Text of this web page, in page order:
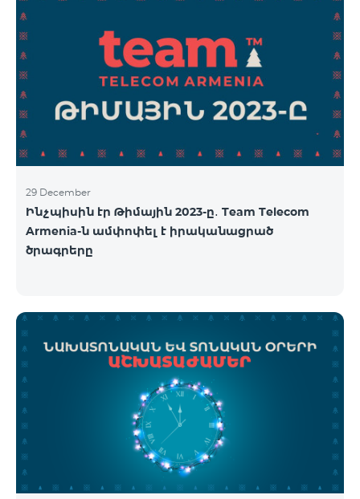
29 December
Ինչպիսին էր Թիմային 2023-ը․ Team Telecom
Armenia-ն ամփոփել է իրականացրած
ծրագրերը